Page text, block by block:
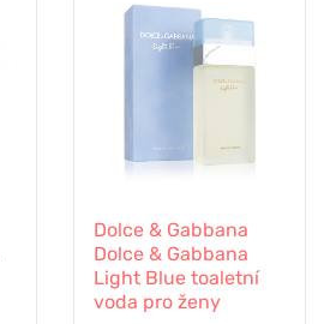
Dolce & Gabbana
Dolce & Gabbana
Light Blue toaletní
voda pro ženy